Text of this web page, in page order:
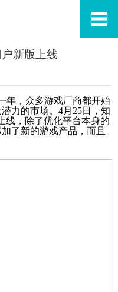
新版上线
，众多游戏厂商都开始
力的市场。4月25日，知
线，除了优化平台本身的
了新的游戏产品，而且